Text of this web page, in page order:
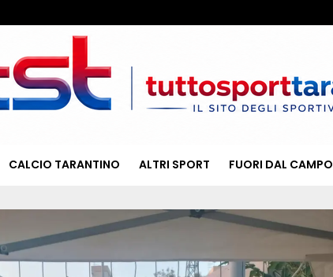
CALCIO TARANTINO ALTRI SPORT FUORI DAL CAMPO